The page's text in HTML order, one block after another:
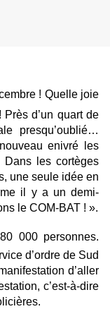
! Quelle joie
d’un quart de
presqu’oublié…
enivré les
les cortèges
une seule idée en
il y a un demi-
le COM-BAT ! ».
000 personnes.
d’ordre de Sud
d’aller
c’est-à-dire